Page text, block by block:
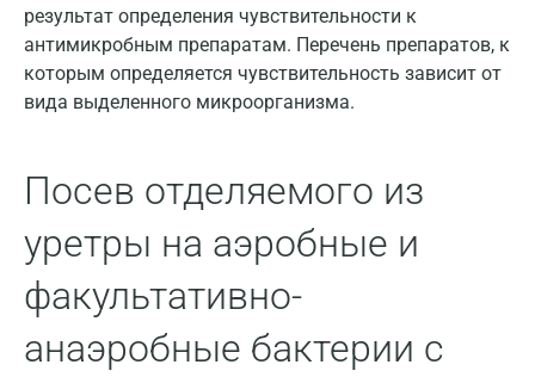
результат определения чувствительности к
антимикробным препаратам. Перечень препаратов, к
которым определяется чувствительность зависит от
вида выделенного микроорганизма.
Посев отделяемого из
уретры на аэробные и
факультативно-
анаэробные бактерии с
Домодедово
Екатеринбург
Звенигород
Зеленоград
Иваново
Ивантеевка